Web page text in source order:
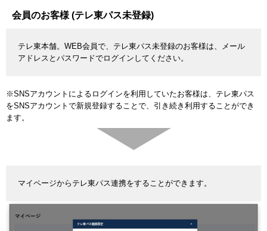
会員のお客様 (テレ東パス未登録)
テレ東本舗。WEB会員で、テレ東パス未登録のお客様は、メール
アドレスとパスワードでログインしてください。
※SNSアカウントによるログインを利用していたお客様は、テレ東パス
をSNSアカウントで新規登録することで、引き続き利用することができ
ます。
マイページからテレ東パス連携をすることができます。